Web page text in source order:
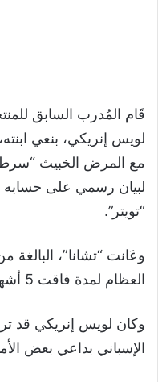
قَام المُدرب السابق
لويس إنريكي، بنعي
مع المرض الخبيث
لبيان رسمي على حسابه
“تويتر”.
العظام لمدة فاقت 5 أشهر.
وكان لويس إنريكي قد
الإسباني بداعي بعض